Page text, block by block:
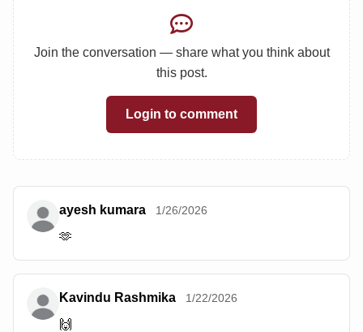
Join the conversation — share what you think about
this post.
Login to comment
ayesh kumara 1/26/2026
🫶
Kavindu Rashmika 1/22/2026
🙌